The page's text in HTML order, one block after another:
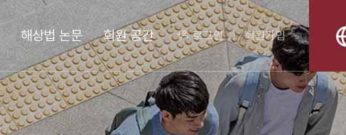
해상법 논문 회원 공간 로그인 회원가입